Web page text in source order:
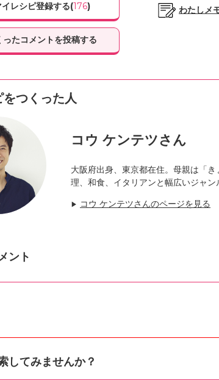
イレシピ登録する(176)
ったコメントを投稿する
わたしメ
つくった人
コウ ケンテツさん
大阪府出身、東京都在住。母親は「
理、和食、イタリアンと幅広いジャン
▶ コウ ケンテツさんのページを見る
ント
してみませんか？